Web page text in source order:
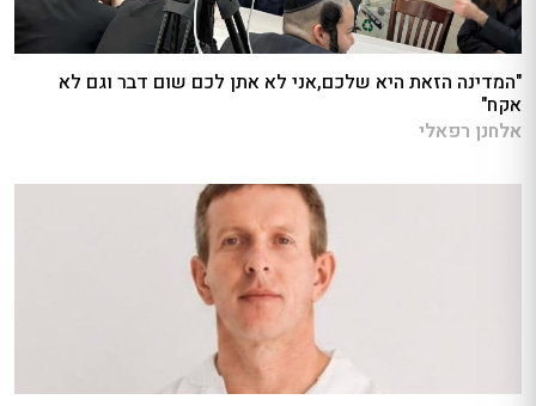
"המדינה הזאת היא שלכם,אני לא אתן לכם שום דבר וגם לא
אקח"
אלחנן רפאלי